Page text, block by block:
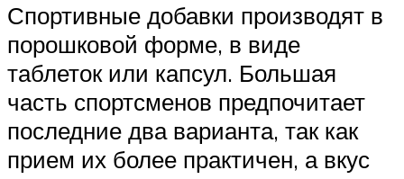
Спортивные добавки производят в
порошковой форме, в виде
таблеток или капсул. Большая
часть спортсменов предпочитает
последние два варианта, так как
прием их более практичен, а вкус